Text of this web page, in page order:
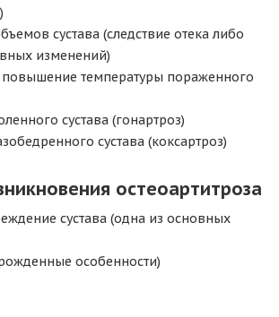
сустава (следствие отека либо
изменений)
повышение температуры пораженного
сустава (гонартроз)
сустава (коксартроз)
остеоартитроза
сустава (одна из основных
особенности)